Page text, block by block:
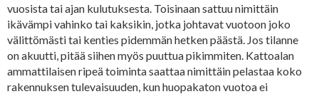
vuosista tai ajan kulutuksesta. Toisinaan sattuu nimittäin
ikävämpi vahinko tai kaksikin, jotka johtavat vuotoon joko
välittömästi tai kenties pidemmän hetken päästä. Jos tilanne
on akuutti, pitää siihen myös puuttua pikimmiten. Kattoalan
ammattilaisen ripeä toiminta saattaa nimittäin pelastaa koko
rakennuksen tulevaisuuden, kun huopakaton vuotoa ei